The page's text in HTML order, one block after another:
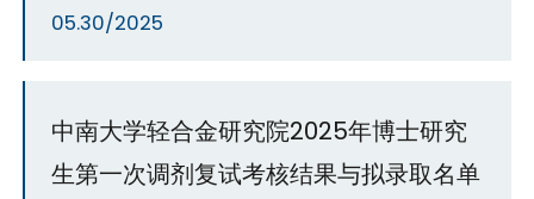
05.30/2025
中南大学轻合金研究院2025年博士研究
生第一次调剂复试考核结果与拟录取名单